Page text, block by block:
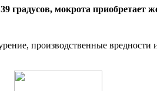
мокрота приобретает
производственные вредности